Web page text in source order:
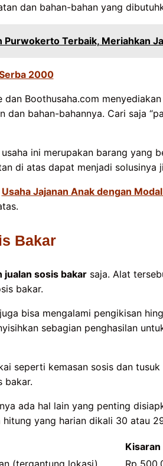
dan bahan-bahan yang
Purwokerto Terbaik, Meriahkan
2000
Boothusaha.com
bahan-bahannya. Cari saja
ini merupakan barang yang
di atas dapat menjadi solusinya
Usaha Jajanan Anak dengan
Bakar
jualan sosis bakarsaja. Alat
bakar.
bisa mengalami pengikisan
sebagian penghasilan
seperti kemasan sosis dan
bakar.
ada hal lain yang penting
yang harian dikali 30 atau
Kisaran